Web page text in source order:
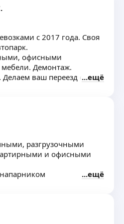
с 2017 года. Своя
офисными
Демонтаж.
ваш переезд от,ещё
разгрузочными
и офисными
ещё